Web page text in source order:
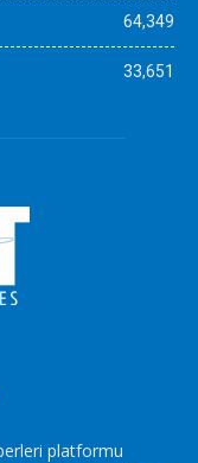
64,349
33,651
platformu